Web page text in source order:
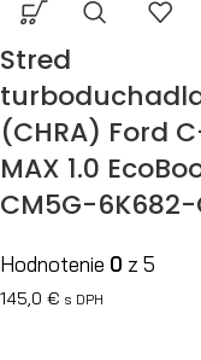
Stred
(CHRA) Ford
MAX 1.0
CM5G-6K682-
Hodnotenie 0 z 5
145,0 € s DPH